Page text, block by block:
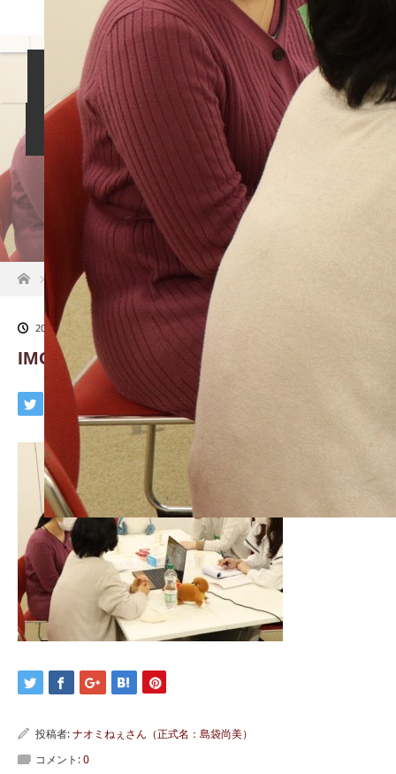
島袋尚美の就活相談 女性社長インタビュー
イベント情報 就活掲示板
ホーム IMG_6198
2021.03.28
IMG_6198
投稿者:ナオミねぇさん（正式名：島袋尚美）
コメント:0